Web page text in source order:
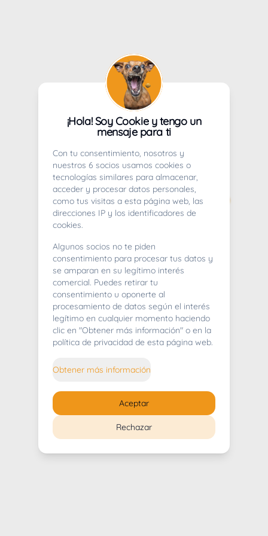
404
Whoops! Lo sentimos mucho.
¡Hola! Soy Cookie y tengo un
mensaje para ti
Con tu consentimiento, nosotros y
nuestros 6 socios usamos cookies o
tecnologías similares para almacenar,
acceder y procesar datos personales,
como tus visitas a esta página web, las
direcciones IP y los identificadores de
cookies.
Algunos socios no te piden
consentimiento para procesar tus datos y
se amparan en su legítimo interés
comercial. Puedes retirar tu
consentimiento u oponerte al
procesamiento de datos según el interés
legítimo en cualquier momento haciendo
clic en "Obtener más información" o en la
política de privacidad de esta página web.
Obtener más información
Rechazar
Aceptar